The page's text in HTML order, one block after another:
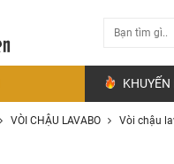
KHUYẾN
VÒI CHẬU LAVABO Vòi chậu